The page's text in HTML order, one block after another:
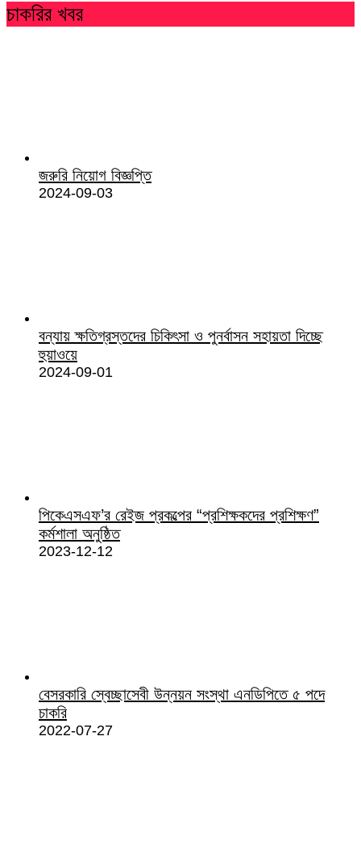
চাকরির খবর
জরুরি নিয়োগ বিজ্ঞপ্তি
2024-09-03
বন্যায় ক্ষতিগ্রস্তদের চিকিৎসা ও পুনর্বাসন সহায়তা দিচ্ছে
হুয়াওয়ে
2024-09-01
পিকেএসএফ’র রেইজ প্রকল্পের “প্রশিক্ষকদের প্রশিক্ষণ”
কর্মশালা অনুষ্ঠিত
2023-12-12
বেসরকারি স্বেচ্ছাসেবী উন্নয়ন সংস্থা এনডিপিতে ৫ পদে
চাকরি
2022-07-27